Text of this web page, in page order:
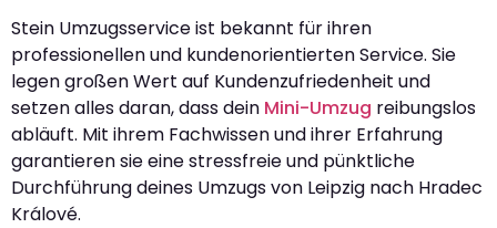
Stein Umzugsservice ist bekannt für ihren
professionellen und kundenorientierten Service. Sie
legen großen Wert auf Kundenzufriedenheit und
setzen alles daran, dass dein Mini-Umzug reibungslos
abläuft. Mit ihrem Fachwissen und ihrer Erfahrung
garantieren sie eine stressfreie und pünktliche
Durchführung deines Umzugs von Leipzig nach Hradec
Králové.